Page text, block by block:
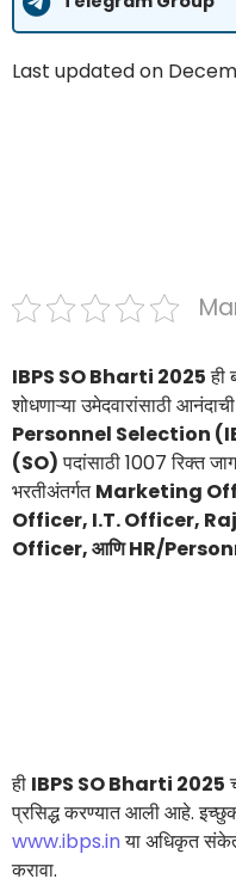
Last updated on
IBPS SO Bharti 2025ही
शोधणाऱ्या उमेदवारांसाठी
Personnel Selection
(SO)पदांसाठी 1007 रिक्त
भरतीअंतर्गतMarketing
Officer, I.T. Officer,
Officer, आणि HR/
ही IBPS SO Bharti 2025
प्रसिद्ध करण्यात आली आहे.
www.ibps.inया अधिकृत
करावा.